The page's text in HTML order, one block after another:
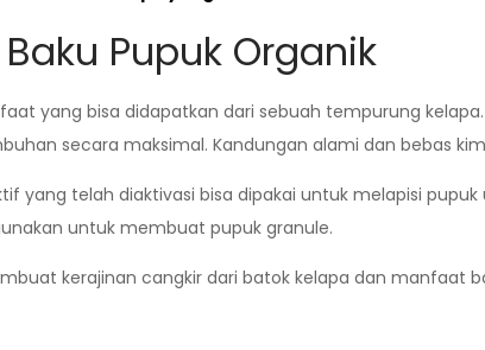
Pupuk Organik
yang bisa didapatkan dari sebuah tempurung
secara maksimal. Kandungan alami dan bebas
yang telah diaktivasi bisa dipakai untuk melapisi
untuk membuat pupuk granule.
kerajinan cangkir dari batok kelapa dan manfaat